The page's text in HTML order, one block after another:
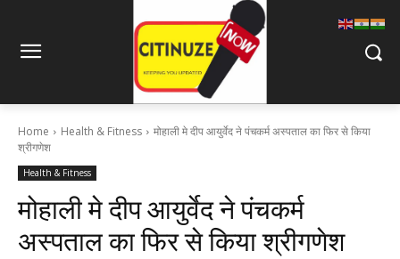
Home Health & Fitness
मोहाली मे दीप आयुर्वेद ने पंचकर्म अस्पताल का फिर से किया
श्रीगणेश
Health & Fitness
मोहाली मे दीप आयुर्वेद ने पंचकर्म
अस्पताल का फिर से किया श्रीगणेश